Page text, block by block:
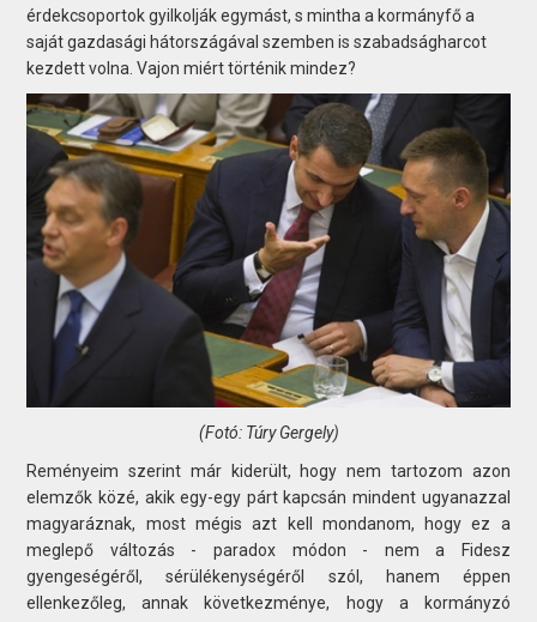
érdekcsoportok gyilkolják egymást, s mintha a kormányfő a
saját gazdasági hátországával szemben is szabadságharcot
kezdett volna. Vajon miért történik mindez?
(Fotó: Túry Gergely)
Reményeim szerint már kiderült, hogy nem tartozom azon
elemzők közé, akik egy-egy párt kapcsán mindent ugyanazzal
magyaráznak, most mégis azt kell mondanom, hogy ez a
meglepő változás - paradox módon - nem a Fidesz
gyengeségéről, sérülékenységéről szól, hanem éppen
ellenkezőleg, annak következménye, hogy a kormányzó